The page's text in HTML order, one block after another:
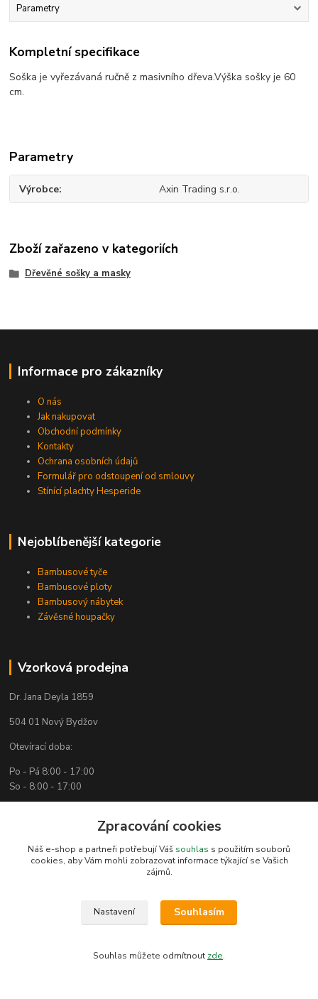
Parametry
Kompletní specifikace
Soška je vyřezávaná ručně z masivního dřeva.Výška sošky je 60
cm.
Parametry
Výrobce Axin Trading s.r.o.
Zboží zařazeno v kategoriích
Dřevěné sošky a masky
Informace pro zákazníky
O nás
Jak nakupovat
Obchodní podmínky
Kontakty
Ochrana osobních údajů
Formulář pro odstoupení od smlouvy
Stínící plachty Hesperide
Nejoblíbenější kategorie
Bambusové tyče
Bambusové ploty
Bambusový nábytek
Závěsné houpačky
Vzorková prodejna
Dr. Jana Deyla 1859
504 01 Nový Bydžov
Otevírací doba:
Po - Pá 8:00 - 17:00
So - 8:00 - 17:00
Zpracování cookies
Náš e-shop a partneři potřebují Váš souhlas s použitím souborů
cookies, aby Vám mohli zobrazovat informace týkající se Vašich
zájmů.
Nastavení Souhlasím
Souhlas můžete odmítnout zde.